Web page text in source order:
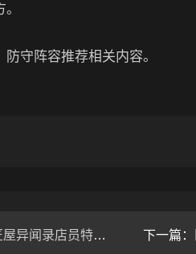
守阵容推荐相关内容。
成长新篇-辰飞雨辰飞雨 下一篇：